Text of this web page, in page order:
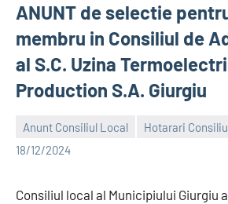
ANUNT de selectie
membru in Consiliul de
al S.C. Uzina
Production S.A. Giurgiu
Anunt Consiliul Local
Hotarari
18/12/2024
Alexandru
Consiliul local al Municipiului Giurgiu